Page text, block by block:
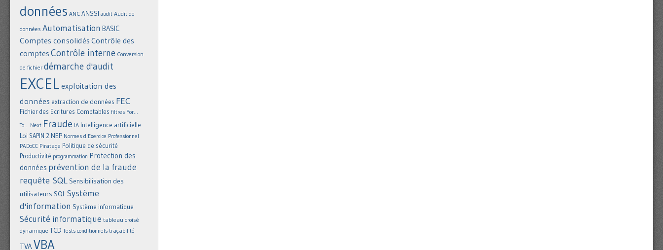
données ANC ANSSI audit Audit de
données Automatisation BASIC
Comptes consolidés Contrôle des
comptes Contrôle interne Conversion
de fichier démarche d'audit
EXCEL exploitation des
données extraction de données FEC
Fichier des Ecritures Comptables filtres For...
To... Next Fraude IA Intelligence artificielle
Loi SAPIN 2 NEP Normes d'Exercice Professionnel
PADoCC Piratage Politique de sécurité
Productivité programmation Protection des
données prévention de la fraude
requête SQL Sensibilisation des
utilisateurs SQLSystème
d'information Système informatique
Sécurité informatique tableau croisé
dynamique TCD Tests conditionnels traçabilité
TVAVBA